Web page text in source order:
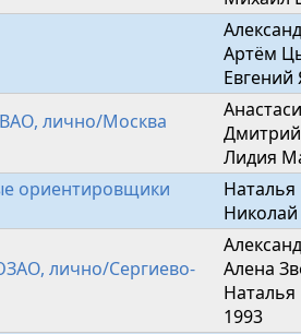
Артём
Евгений
лично/Москва
Лидия
ориентировщики
лично/Сергиево-
Алена
1993